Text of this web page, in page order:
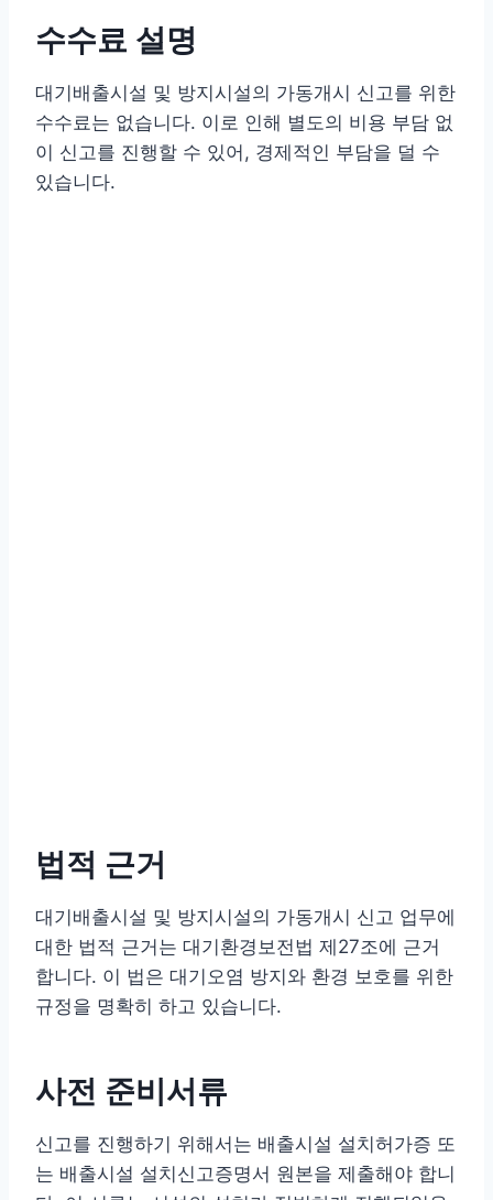
수수료 설명
대기배출시설 및 방지시설의 가동개시 신고를 위한
수수료는 없습니다. 이로 인해 별도의 비용 부담 없
이 신고를 진행할 수 있어, 경제적인 부담을 덜 수
있습니다.
법적 근거
대기배출시설 및 방지시설의 가동개시 신고 업무에
대한 법적 근거는 대기환경보전법 제27조에 근거
합니다. 이 법은 대기오염 방지와 환경 보호를 위한
규정을 명확히 하고 있습니다.
사전 준비서류
신고를 진행하기 위해서는 배출시설 설치허가증 또
는 배출시설 설치신고증명서 원본을 제출해야 합니